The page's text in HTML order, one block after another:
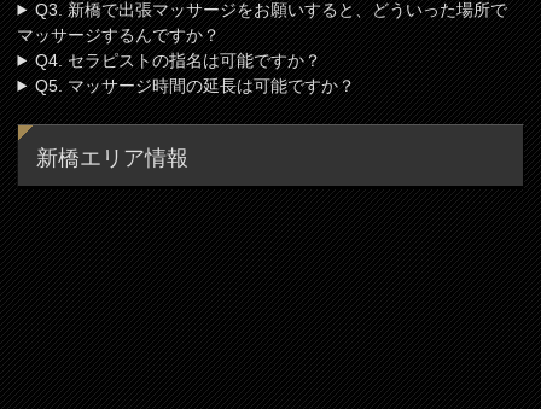
Q3. 新橋で出張マッサージをお願いすると、どういった場所で
マッサージするんですか？
Q4. セラピストの指名は可能ですか？
Q5. マッサージ時間の延長は可能ですか？
新橋エリア情報